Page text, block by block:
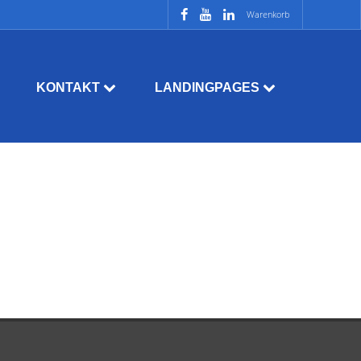
Warenkorb
KONTAKT LANDINGPAGES
Kundenbewertungen und Erfahrungen zu